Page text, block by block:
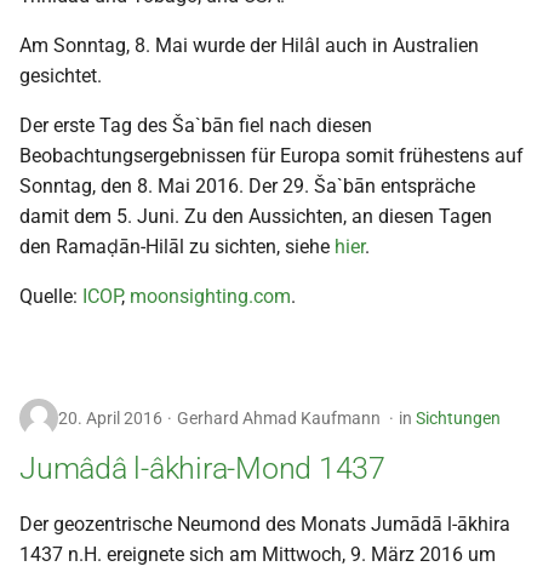
Am Sonntag, 8. Mai wurde der Hilâl auch in Australien
gesichtet.
Der erste Tag des Ša`bān fiel nach diesen
Beobachtungsergebnissen für Europa somit frühestens auf
Sonntag, den 8. Mai 2016. Der 29. Ša`bān entspräche
damit dem 5. Juni. Zu den Aussichten, an diesen Tagen
den Ramaḍān-Hilāl zu sichten, siehe hier.
Quelle: ICOP, moonsighting.com.
20. April 2016 Gerhard Ahmad Kaufmann in Sichtungen
Jumâdâ l-âkhira-Mond 1437
Der geozentrische Neumond des Monats Jumādā l-ākhira
1437 n.H. ereignete sich am Mittwoch, 9. März 2016 um